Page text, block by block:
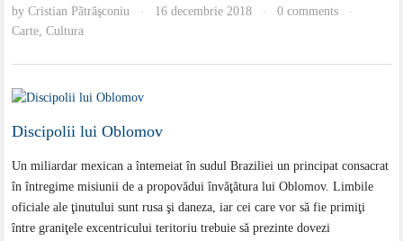
byCristian Pătrăşconiu · 16 decembrie 2018 · 0 comments ·
Carte,Cultura
Discipolii lui Oblomov
Un miliardar mexican a întemeiat în sudul Braziliei un principat consacrat
în întregime misiunii de a propovădui învăţătura lui Oblomov. Limbile
oficiale ale ţinutului sunt rusa şi daneza, iar cei care vor să fie primiţi
între graniţele excentricului teritoriu trebuie să prezinte dovezi